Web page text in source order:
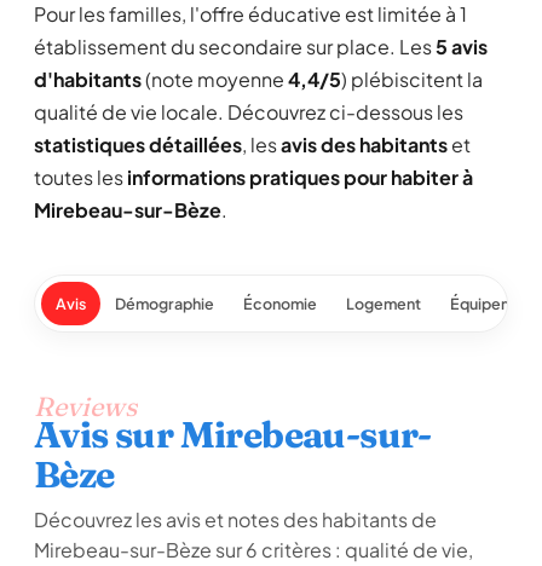
Pour les familles, l'offre éducative est limitée à 1
établissement du secondaire sur place. Les5 avis
d'habitants(note moyenne4,4/5) plébiscitent la
qualité de vie locale. Découvrez ci-dessous les
statistiques détaillées, lesavis des habitantset
toutes lesinformations pratiques pour habiter à
Mirebeau-sur-Bèze.
Avis Démographie Économie Logement
Reviews
Avis sur Mirebeau-sur-
Bèze
Découvrez les avis et notes des habitants de
Mirebeau-sur-Bèze sur 6 critères : qualité de vie,